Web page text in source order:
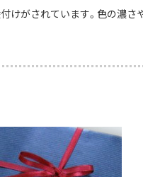
けがされています。色の濃